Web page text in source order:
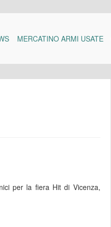
MERCATINO ARMI USATE
per la fiera Hit di Vicenza,